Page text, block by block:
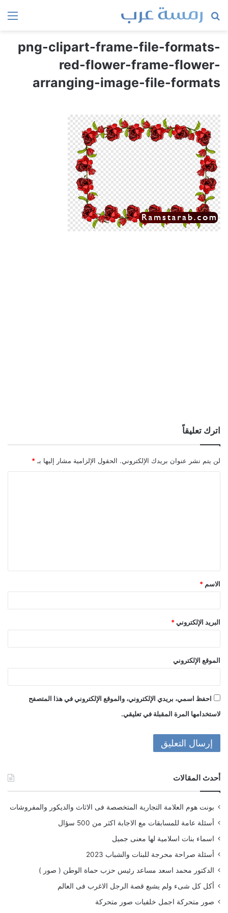
بحث
png-clipart-frame-file-formats-
red-flower-frame-flower-
arranging-image-file-formats
اترك تعليقاً
لن يتم نشر عنوان بريدك الإلكتروني. الحقول الإلزامية مشار إليها بـ *
ق
*
الاسم *
البريد الإلكتروني *
الموقع الإلكتروني
احفظ اسمي، بريدي الإلكتروني، والموقع الإلكتروني في هذا المتصفح
لاستخدامها المرة المقبلة في تعليقي.
أحدث المقالات
بونت هوم العلامة التجارية المتخصصة فى الاثاث والديكور والمفروشات
أسئلة عامة للمسابقات مع الاجابة اكثر من 500 سؤال
اسماء بنات اسلامية لها معنى جميل
أسئلة صراحة محرجة للبنات والشباب 2023
الدكتور محمد اسعد مساعد رئيس حزب حماة الوطن ( صور )
أكل كل شىء ولم يشبع قصة الرجل الاغرب فى العالم
صور متحركة اجمل خلفيات صور متحركة